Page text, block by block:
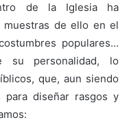
de la Iglesia ha
muestras de ello en el
populares…
su personalidad, lo
que, aun siendo
para diseñar rasgos y